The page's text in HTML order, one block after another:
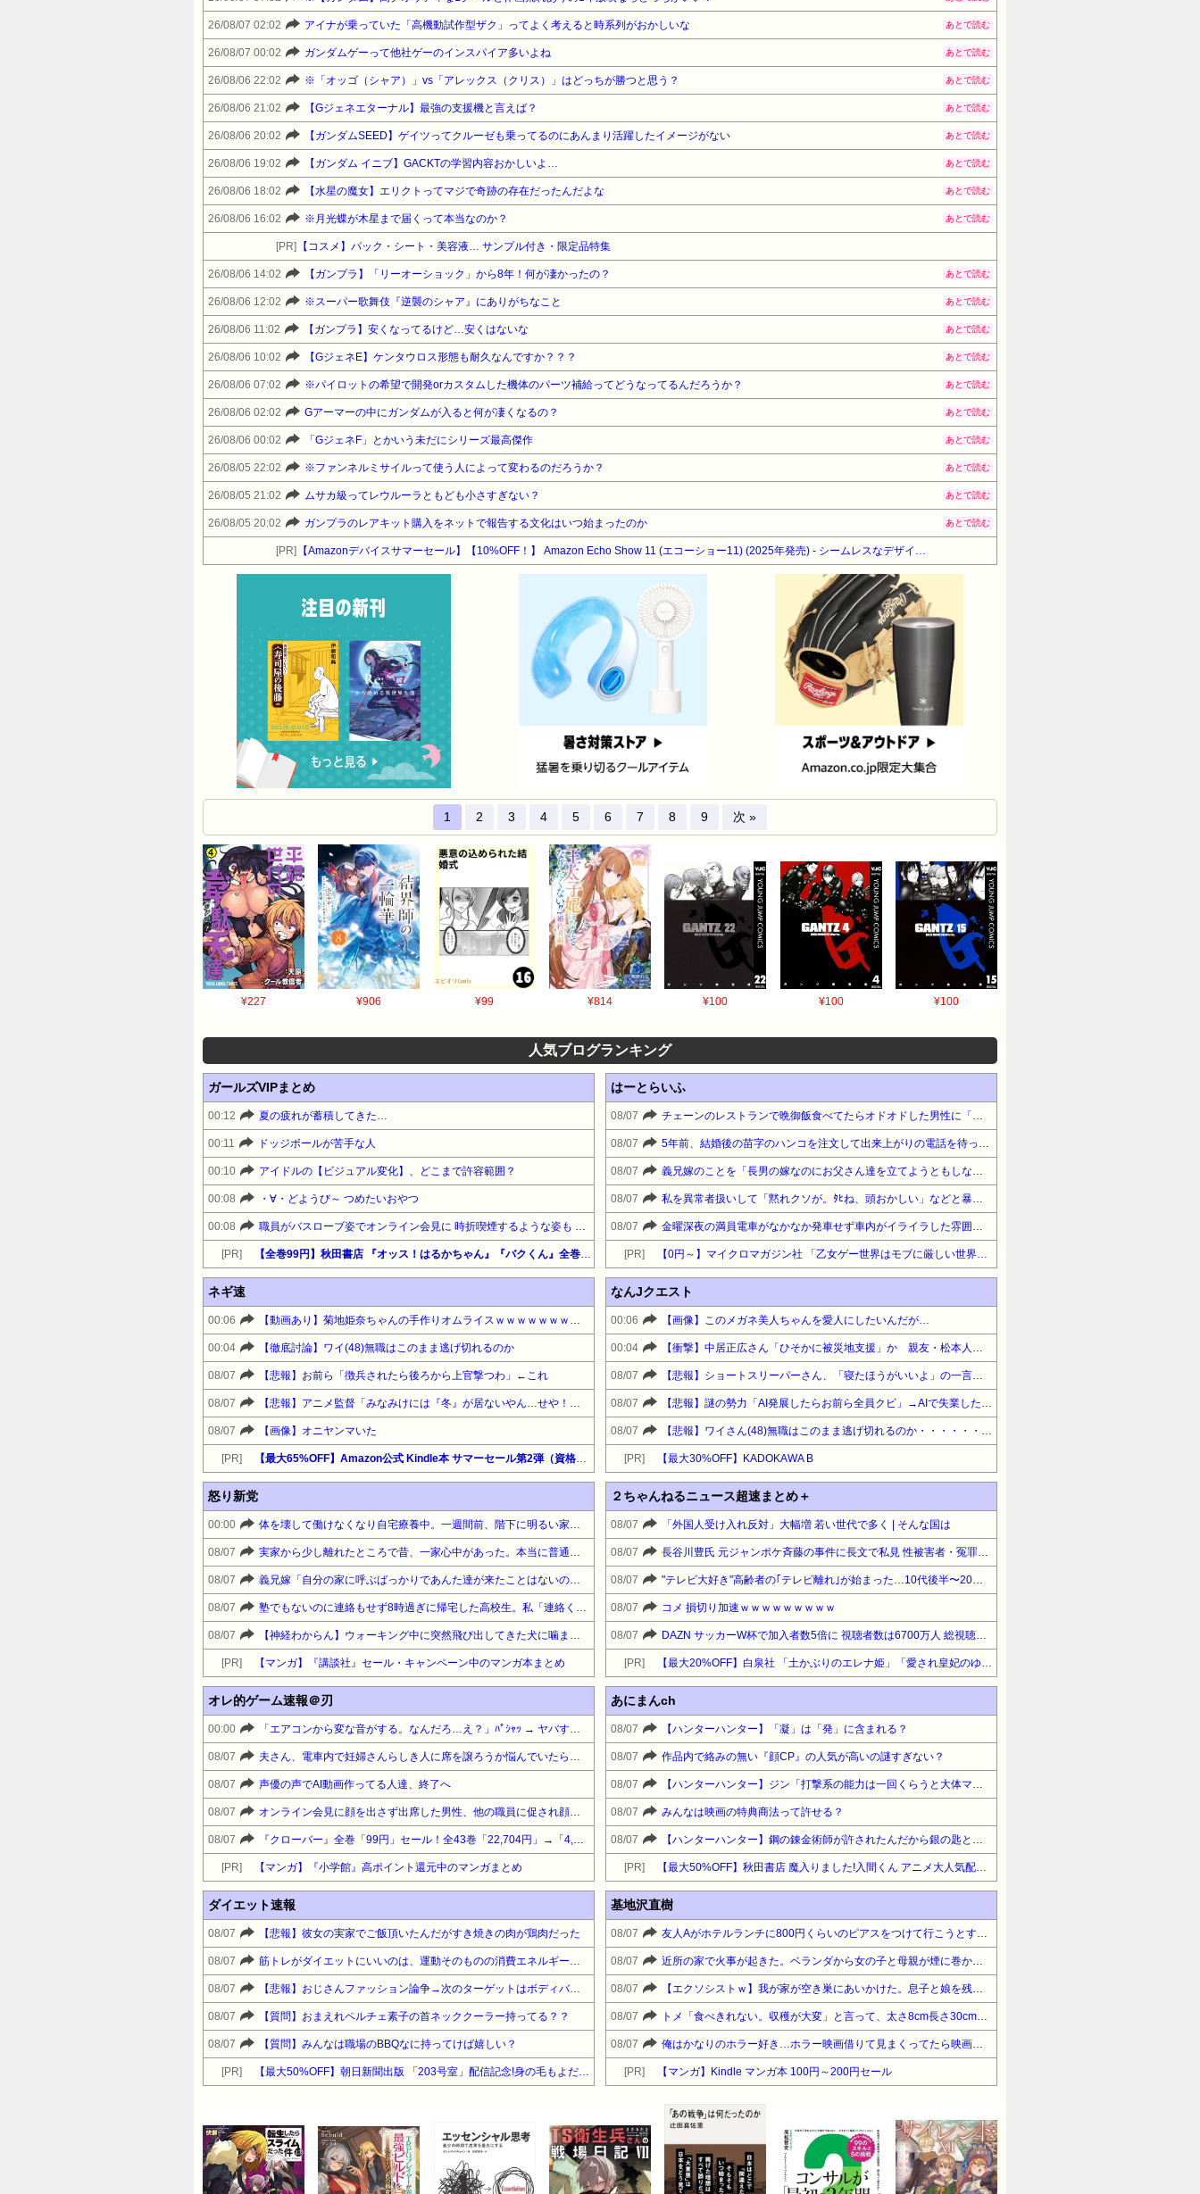
26/08/07 02:02 アイナが乗っていた「高機動試作型ザク」ってよく考えると時系列がおかしいな あとで読む
26/08/07 00:02 ガンダムゲーって他社ゲーのインスパイア多いよね あとで読む
26/08/06 22:02 ※「オッゴ（シャア）」vs「アレックス（クリス）」はどっちが勝つと思う？ あとで読む
26/08/06 21:02 【Gジェネエターナル】最強の支援機と言えば？ あとで読む
26/08/06 20:02 【ガンダムSEED】ゲイツってクルーゼも乗ってるのにあんまり活躍したイメージがない あとで読む
26/08/06 19:02 【ガンダム イニブ】GACKTの学習内容おかしいよ… あとで読む
26/08/06 18:02 【水星の魔女】エリクトってマジで奇跡の存在だったんだよな あとで読む
26/08/06 16:02 ※月光蝶が木星まで届くって本当なのか？ あとで読む
[PR] 【コスメ】パック・シート・美容液… サンプル付き・限定品特集
26/08/06 14:02 【ガンプラ】「リーオーショック」から8年！何が凄かったの？ あとで読む
26/08/06 12:02 ※スーパー歌舞伎『逆襲のシャア』にありがちなこと あとで読む
26/08/06 11:02 【ガンプラ】安くなってるけど…安くはないな あとで読む
26/08/06 10:02 【GジェネE】ケンタウロス形態も耐久なんですか？？？ あとで読む
26/08/06 07:02 ※パイロットの希望で開発orカスタムした機体のパーツ補給ってどうなってるんだろうか？ あとで読む
26/08/06 02:02 Gアーマーの中にガンダムが入ると何が凄くなるの？ あとで読む
26/08/06 00:02 「GジェネF」とかいう未だにシリーズ最高傑作 あとで読む
26/08/05 22:02 ※ファンネルミサイルって使う人によって変わるのだろうか？ あとで読む
26/08/05 21:02 ムサカ級ってレウルーラともども小さすぎない？ あとで読む
26/08/05 20:02 ガンプラのレアキット購入をネットで報告する文化はいつ始まったのか あとで読む
[PR]
1 2 3 4 5 6 7 8 9 次 »
¥227 ¥906 ¥99 ¥814 ¥100 ¥100 ¥100
人気ブログランキング
ガールズVIPまとめ
00:12 夏の疲れが蓄積してきた…
00:11 ドッジボールが苦手な人
00:10 アイドルの【ビジュアル変化】、どこまで許容範囲？
00:08 ・∀・どようび～ つめたいおやつ
00:08
[PR]
はーとらいふ
08/07
08/07
08/07
08/07
08/07
[PR]
ネギ速
00:06
00:04 【徹底討論】ワイ(48)無職はこのまま逃げ切れるのか
08/07 【悲報】お前ら「徴兵されたら後ろから上官撃つわ」←これ
08/07
08/07 【画像】オニヤンマいた
[PR]
なんJクエスト
00:06 【画像】このメガネ美人ちゃんを愛人にしたいんだが…
00:04
08/07
08/07
08/07
[PR] 【最大30%OFF】KADOKAWA B
怒り新党
00:00
08/07
08/07
08/07
08/07
[PR] 【マンガ】『講談社』セール・キャンペーン中のマンガ本まとめ
２ちゃんねるニュース超速まとめ＋
08/07 「外国人受け入れ反対」大幅増 若い世代で多く | そんな国は
08/07
08/07
08/07 コメ 損切り加速ｗｗｗｗｗｗｗｗｗ
08/07
[PR]
オレ的ゲーム速報＠刃
00:00
08/07
08/07 声優の声でAI動画作ってる人達、終了へ
08/07
08/07
[PR] 【マンガ】『小学館』高ポイント還元中のマンガまとめ
あにまんch
08/07 【ハンターハンター】「凝」は「発」に含まれる？
08/07 作品内で絡みの無い『顔CP』の人気が高いの謎すぎない？
08/07
08/07 みんなは映画の特典商法って許せる？
08/07
[PR]
ダイエット速報
08/07 【悲報】彼女の実家でご飯頂いたんだがすき焼きの肉が鶏肉だった
08/07
08/07 【悲報】おじさんファッション論争→次のターゲットはボディバッグ?
08/07 【質問】おまえれペルチェ素子の首ネッククーラー持ってる？？
08/07 【質問】みんなは職場のBBQなに持ってけば嬉しい？
[PR]
基地沢直樹
08/07
08/07
08/07
08/07
08/07
[PR] 【マンガ】Kindle マンガ本 100円～200円セール